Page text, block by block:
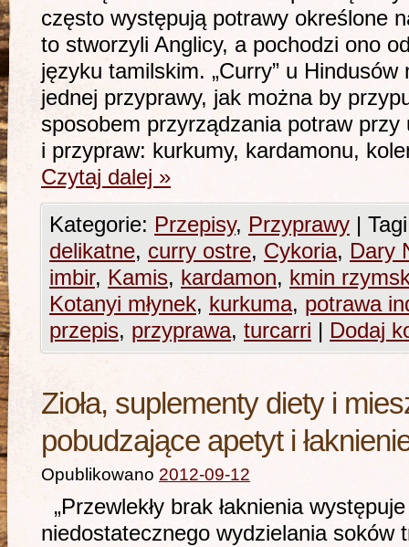
często występują potrawy określone
to stworzyli Anglicy, a pochodzi ono
języku tamilskim. „Curry” u
jednej przyprawy, jak można by
sposobem przyrządzania potraw przy
i przypraw: kurkumy, kardamonu,
Czytaj dalej »
Kategorie: Przepisy, Przyprawy |
delikatne, curry ostre, Cykoria, Dary
imbir, Kamis, kardamon, kmin
Kotanyi młynek, kurkuma, potrawa
przepis, przyprawa, turcarri | Dodaj
Zioła, suplementy diety i
pobudzające apetyt i
Opublikowano 2012-09-12
„Przewlekły brak łaknienia
niedostatecznego wydzielania soków